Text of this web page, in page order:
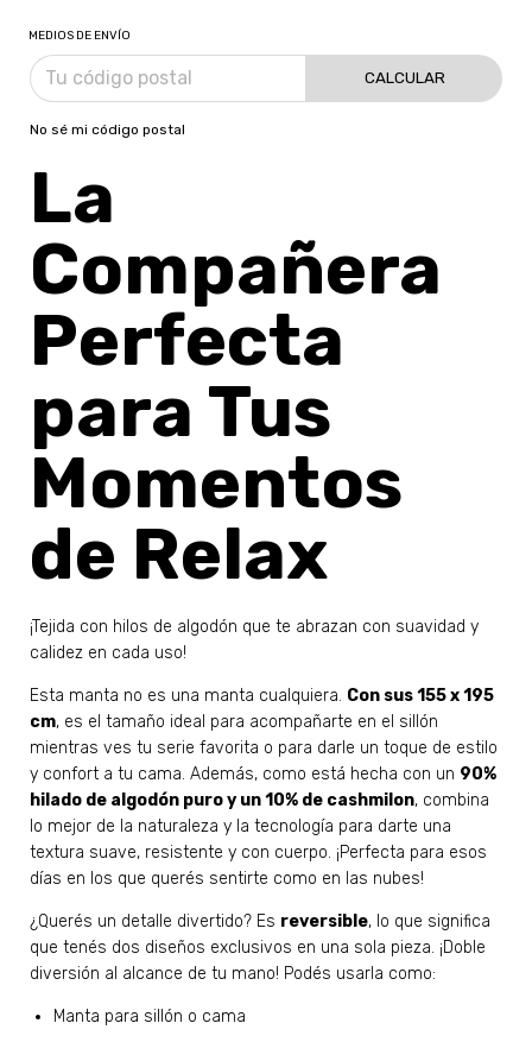
MEDIOS DE ENVÍO
CALCULAR
No sé mi código postal
La
Compañera
Perfecta
para Tus
Momentos
de Relax
¡Tejida con hilos de algodón que te abrazan con suavidad y
calidez en cada uso!
Esta manta no es una manta cualquiera. Con sus 155 x 195
cm, es el tamaño ideal para acompañarte en el sillón
mientras ves tu serie favorita o para darle un toque de estilo
y confort a tu cama. Además, como está hecha con un 90%
hilado de algodón puro y un 10% de cashmilon, combina
lo mejor de la naturaleza y la tecnología para darte una
textura suave, resistente y con cuerpo. ¡Perfecta para esos
días en los que querés sentirte como en las nubes!
¿Querés un detalle divertido? Es reversible, lo que significa
que tenés dos diseños exclusivos en una sola pieza. ¡Doble
diversión al alcance de tu mano! Podés usarla como:
Manta para sillón o cama